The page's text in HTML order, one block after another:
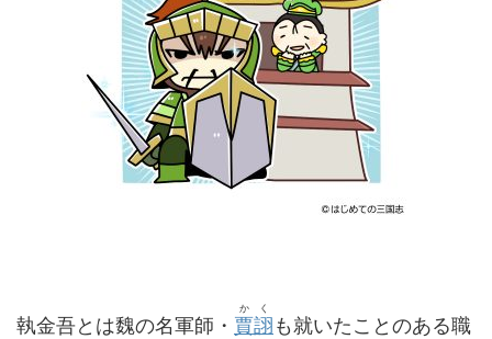
執金吾とは魏の名軍師・ 賈詡
かく
も就いたことのある職